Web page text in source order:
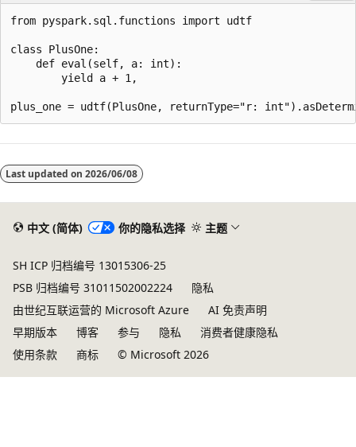
from pyspark.sql.functions import udtf
class PlusOne:
    def eval(self, a: int):
        yield a + 1,
Last updated on 2026/06/08
中文 (简体) 你的隐私选择 主题
SH ICP 归档编号 13015306-25
PSB 归档编号 31011502002224
隐私
由世纪互联运营的 Microsoft Azure
AI 免责声明
早期版本
博客 参与 隐私
消费者健康隐私
使用条款
商标 © Microsoft 2026